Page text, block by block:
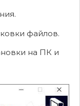
файлов.
на ПК и